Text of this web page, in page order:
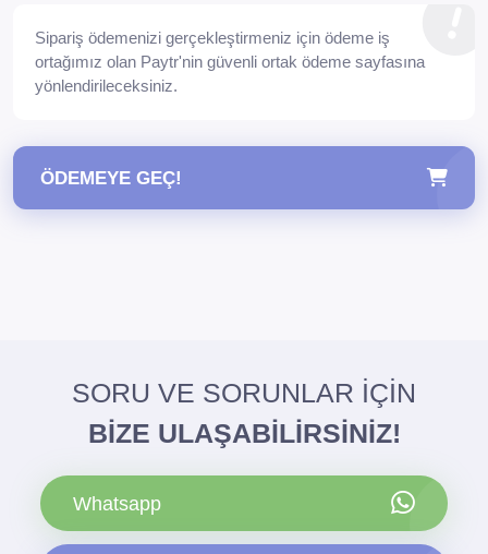
Sipariş ödemenizi gerçekleştirmeniz için ödeme iş
ortağımız olan Paytr'nin güvenli ortak ödeme sayfasına
yönlendirileceksiniz.
ÖDEMEYE GEÇ!
SORU VE SORUNLAR İÇİN
BİZE ULAŞABİLİRSİNİZ!
Whatsapp